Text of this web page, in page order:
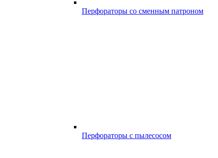
Перфораторы со сменным патроном
Перфораторы с пылесосом